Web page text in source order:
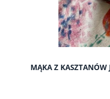
MĄKA Z KASZTANÓW